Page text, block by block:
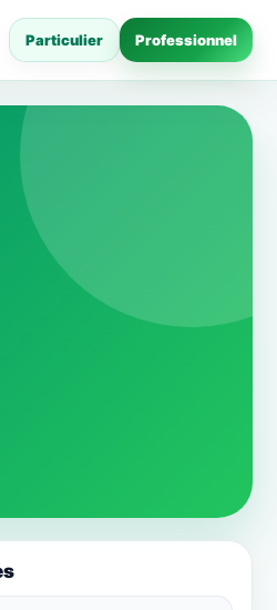
Particulier Professionnel